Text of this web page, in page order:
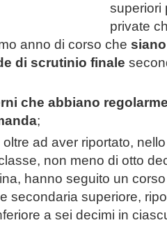
superiori
private
anno di corso che
di scrutinio finale
che abbiano
;
ad aver riportato,
non meno di otto
hanno seguito un
secondaria superiore,
a sei decimi in